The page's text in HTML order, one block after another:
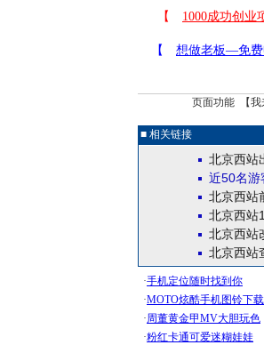
页面功能 【我
■ 相关链接
北京西站
近50名游
北京西站
北京西站
北京西站
北京西站